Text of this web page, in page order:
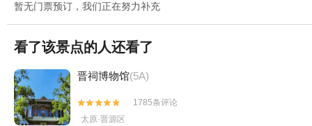
暂无门票预订，我们正在努力补充
看了该景点的人还看了
晋祠博物馆(5A)


1785条评论
太原·晋源区